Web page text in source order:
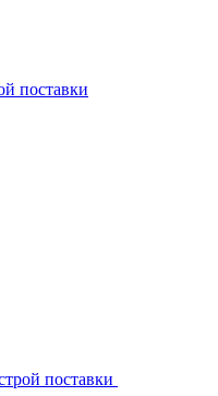
поставки
поставки